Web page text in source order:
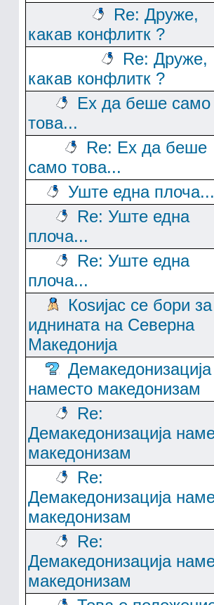
Re: Друже,
какав конфлитк ?
Re: Друже,
какав конфлитк ?
Ех да беше само
това...
Re: Ех да беше
само това...
Уште една плоча...
Re: Уште една
плоча...
Re: Уште една
плоча...
Коѕијас се бори за
иднината на Северна
Македонија
Демакедонизација
наместо македонизам
Re:
Демакедонизација
македонизам
Re:
Демакедонизација
македонизам
Re:
Демакедонизација
македонизам